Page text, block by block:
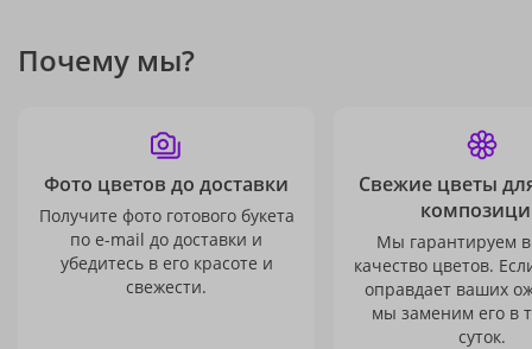
Почему мы?
Фото цветов до доставки
Получите фото готового букета
по e-mail до доставки и
убедитесь в его красоте и
свежести.
Свежие цветы
Мы гарантируем
качество цветов.
оправдает ваших
мы заменим его в
суток.